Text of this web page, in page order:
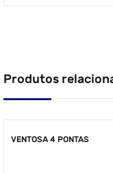
Produtos
VENTOSA 4 PONTAS